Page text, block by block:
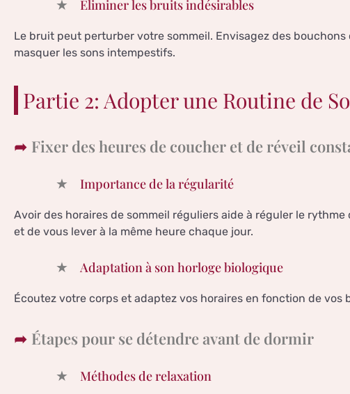
Éliminer les bruits indésirables
Le bruit peut perturber votre sommeil. Envisagez des
masquer les sons intempestifs.
Partie 2: Adopter une Routine de
Fixer des heures de coucher et de réveil
Importance de la régularité
Avoir des horaires de sommeil réguliers aide à réguler le
et de vous lever à la même heure chaque jour.
Adaptation à son horloge biologique
Écoutez votre corps et adaptez vos horaires en fonction de vos
Étapes pour se détendre avant de dormir
Méthodes de relaxation